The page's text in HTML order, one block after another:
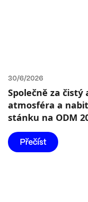
30/6/2026
Společně za čistý
atmosféra a
stánku na ODM
Přečíst